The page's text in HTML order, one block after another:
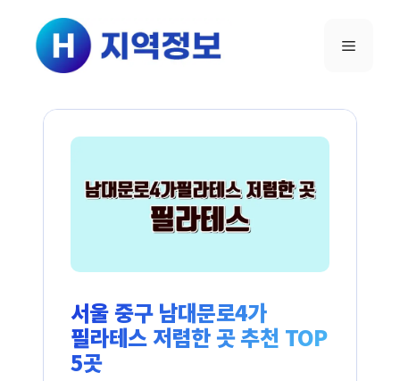
건너뛰기
메뉴
서울 중구 남대문로4가
필라테스 저렴한 곳 추천 TOP
5곳